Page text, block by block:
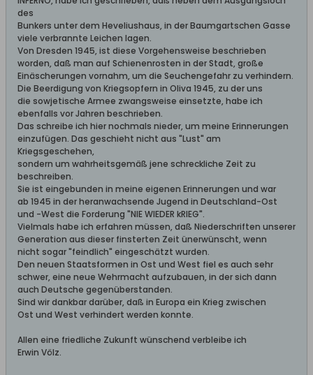
des
Bunkers unter dem Heveliushaus, in der Baumgartschen Gasse
viele verbrannte Leichen lagen.
Von Dresden 1945, ist diese Vorgehensweise beschrieben
worden, daß man auf Schienenrosten in der Stadt, große
Einäscherungen vornahm, um die Seuchengefahr zu verhindern.
Die Beerdigung von Kriegsopfern in Oliva 1945, zu der uns
die sowjetische Armee zwangsweise einsetzte, habe ich
ebenfalls vor Jahren beschrieben.
Das schreibe ich hier nochmals nieder, um meine Erinnerungen
einzufügen. Das geschieht nicht aus "Lust" am
Kriegsgeschehen,
sondern um wahrheitsgemäß jene schreckliche Zeit zu
beschreiben.
Sie ist eingebunden in meine eigenen Erinnerungen und war
ab 1945 in der heranwachsende Jugend in Deutschland-Ost
und -West die Forderung "NIE WIEDER kRIEG".
Vielmals habe ich erfahren müssen, daß Niederschriften unserer
Generation aus dieser finsterten Zeit ünerwünscht, wenn
nicht sogar "feindlich" eingeschätzt wurden.
Den neuen Staatsformen in Ost und West fiel es auch sehr
schwer, eine neue Wehrmacht aufzubauen, in der sich dann
auch Deutsche gegenüberstanden.
Sind wir dankbar darüber, daß in Europa ein Krieg zwischen
Ost und West verhindert werden konnte.
Allen eine friedliche Zukunft wünschend verbleibe ich
Erwin Völz.